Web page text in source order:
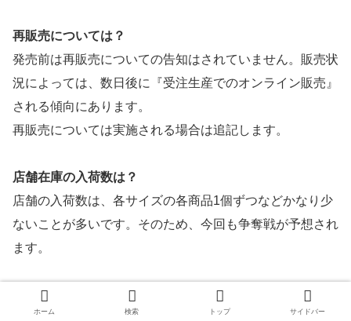
再販売については？
発売前は再販売についての告知はされていません。販売状
況によっては、数日後に『受注生産でのオンライン販売』
される傾向にあります。
再販売については実施される場合は追記します。
店舗在庫の入荷数は？
店舗の入荷数は、各サイズの各商品1個ずつなどかなり少
ないことが多いです。そのため、今回も争奪戦が予想され
ます。
ホーム 検索 トップ サイドバー